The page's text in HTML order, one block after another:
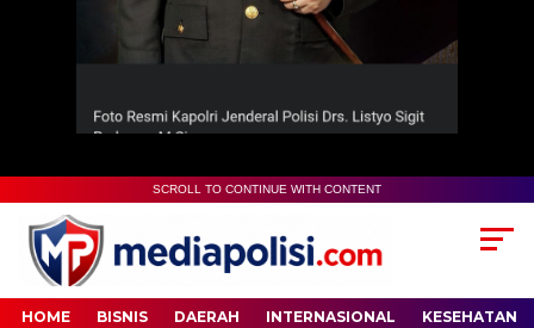
SCROLL TO CONTINUE WITH CONTENT
HOME BISNIS DAERAH INTERNASIONAL KESEHATAN